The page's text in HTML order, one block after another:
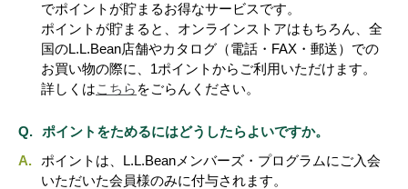
でポイントが貯まるお得なサービスです。
ポイントが貯まると、オンラインストアはもちろん、全
国のL.L.Bean店舗やカタログ（電話・FAX・郵送）での
お買い物の際に、1ポイントからご利用いただけます。
詳しくはこちら をごらんください。
ポイントをためるにはどうしたらよいですか。
ポイントは、L.L.Beanメンバーズ・プログラムにご入会
いただいた会員様のみに付与されます。